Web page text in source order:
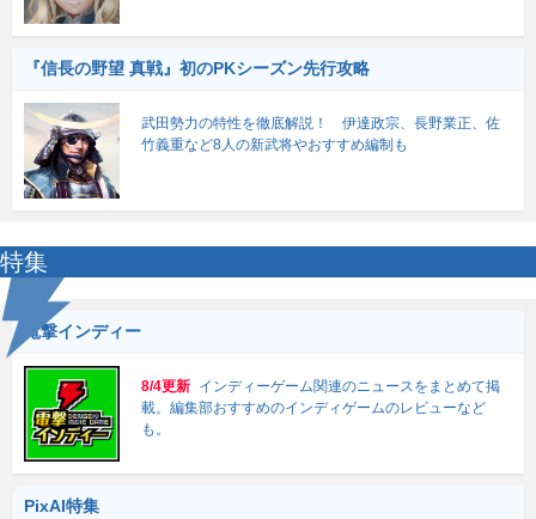
『信長の野望 真戦』初のPKシーズン先行攻略
武田勢力の特性を徹底解説！ 伊達政宗、長野業正、佐
竹義重など8人の新武将やおすすめ編制も
特集
電撃インディー
8/4更新 インディーゲーム関連のニュースをまとめて掲
載。編集部おすすめのインディゲームのレビューなど
も。
PixAI特集